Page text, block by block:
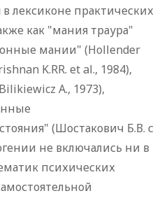
лексиконе практических
как "мания траура"
мании" (Hollender
K.RR. et al., 1984),
A., 1973),
(Шостакович Б.В. с
не включались ни в
психических